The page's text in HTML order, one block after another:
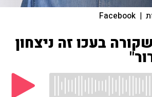
|
Facebook
בעכו זה ניצחון